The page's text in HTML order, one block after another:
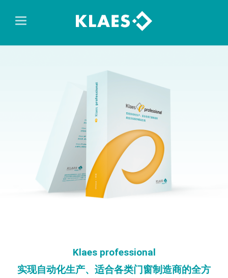
Klaes professional
实现自动化生产、适合各类门窗制造商的全方